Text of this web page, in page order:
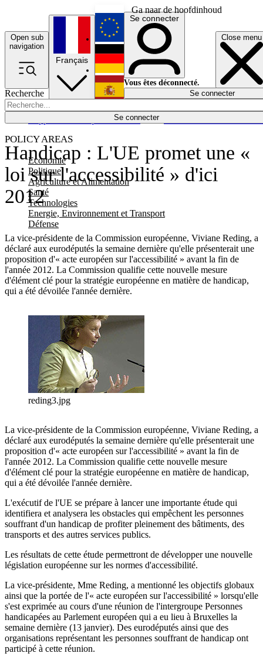
Ga naar de hoofdinhoud
Open sub
navigation
Close menu
Recherche
Se connecter
POLICY AREAS
Economie
Politique
Agriculture et Alimentation
Santé
Technologies
Energie, Environnement et Transport
Défense
Économie
Français
English
Deutsch
Español
Se connecter
Vous êtes déconnecté.
Se connecter
Handicap : L'UE promet une «
loi sur l'accessibilité » d'ici
2012
La vice-présidente de la Commission européenne, Viviane Reding, a
déclaré aux eurodéputés la semaine dernière qu'elle présenterait une
proposition d'« acte européen sur l'accessibilité » avant la fin de
l'année 2012. La Commission qualifie cette nouvelle mesure
d'élément clé pour la stratégie européenne en matière de handicap,
qui a été dévoilée l'année dernière.
reding3.jpg
La vice-présidente de la Commission européenne, Viviane Reding, a
déclaré aux eurodéputés la semaine dernière qu'elle présenterait une
proposition d'« acte européen sur l'accessibilité » avant la fin de
l'année 2012. La Commission qualifie cette nouvelle mesure
d'élément clé pour la stratégie européenne en matière de handicap,
qui a été dévoilée l'année dernière.
L'exécutif de l'UE se prépare à lancer une importante étude qui
identifiera et analysera les obstacles qui empêchent les personnes
souffrant d'un handicap de profiter pleinement des bâtiments, des
transports et des autres services publics.
Les résultats de cette étude permettront de développer une nouvelle
législation européenne sur les normes d'accessibilité.
La vice-présidente, Mme Reding, a mentionné les objectifs globaux
ainsi que la portée de l'« acte européen sur l'accessibilité » lorsqu'elle
s'est exprimée au cours d'une réunion de l'intergroupe Personnes
handicapées au Parlement européen qui a eu lieu à Bruxelles la
semaine dernière (13 janvier). Des eurodéputés ainsi que des
organisations représentant les personnes souffrant de handicap ont
participé à cette réunion.